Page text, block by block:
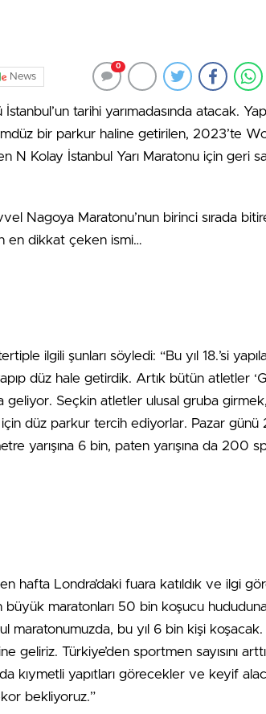
News
0
tarihi yarımadasında atacak.
bir parkur haline getirilen, 2023’te
N Kolay İstanbul Yarı Maratonu için geri
Nagoya Maratonu’nun birinci sırada
en dikkat çeken ismi…
ilgili şunları söyledi: “Bu yıl 18.’si
düz hale getirdik. Artık bütün atletler
geliyor. Seçkin atletler ulusal gruba girmek,
düz parkur tercih ediyorlar. Pazar günü
yarışına 6 bin, paten yarışına da 200
hafta Londra’daki fuara katıldık ve ilgi
büyük maratonları 50 bin koşucu
maratonumuzda, bu yıl 6 bin kişi
Türkiye’den sportmen sayısını
kıymetli yapıtları görecekler ve keyif
bekliyoruz.”